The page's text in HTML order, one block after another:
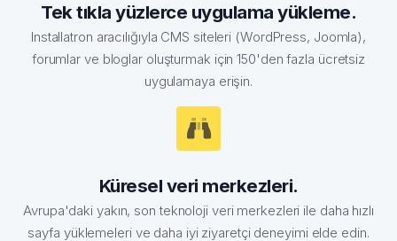
Tek tıkla yüzlerce uygulama yükleme.
Installatron aracılığıyla CMS siteleri (WordPress, Joomla),
forumlar ve bloglar oluşturmak için 150'den fazla ücretsiz
uygulamaya erişin.
Küresel veri merkezleri.
Avrupa'daki yakın, son teknoloji veri merkezleri ile daha hızlı
sayfa yüklemeleri ve daha iyi ziyaretçi deneyimi elde edin.